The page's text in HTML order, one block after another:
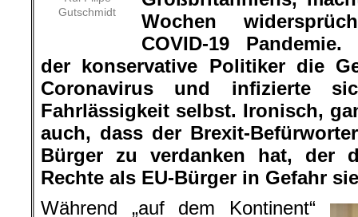
Gutschmidt
Wochen
COVID-19
der konservative Politiker die
Coronavirus und infizierte
Fahrlässigkeit selbst. Ironisch,
auch, dass der Brexit-
Bürger zu verdanken hat, der
Rechte als EU-Bürger in Gefahr
Während „auf dem Kontinent“